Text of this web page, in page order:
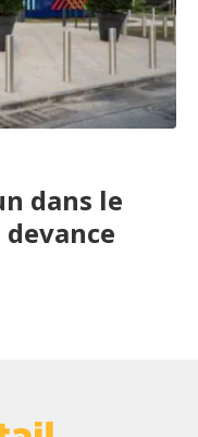
dans le